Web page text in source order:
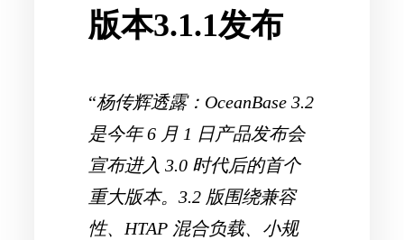
版本3.1.1发布
“杨传辉透露：OceanBase 3.2
是今年 6 月 1 日产品发布会
宣布进入 3.0 时代后的首个
重大版本。3.2 版围绕兼容
性、HTAP 混合负载、小规